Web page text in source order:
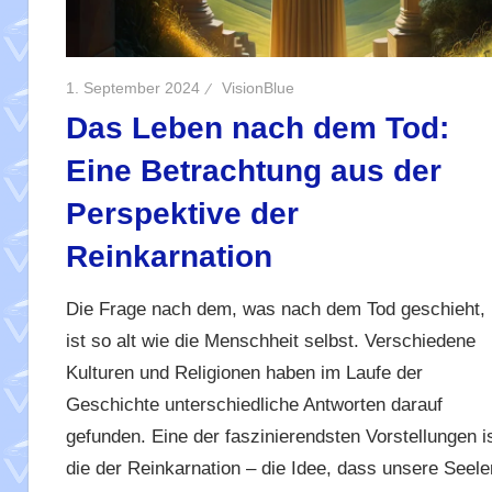
1. September 2024 VisionBlue
Das Leben nach dem Tod:
Eine Betrachtung aus der
Perspektive der
Reinkarnation
Die Frage nach dem, was nach dem Tod geschieht,
ist so alt wie die Menschheit selbst. Verschiedene
Kulturen und Religionen haben im Laufe der
Geschichte unterschiedliche Antworten darauf
gefunden. Eine der faszinierendsten Vorstellungen
die der Reinkarnation – die Idee, dass unsere